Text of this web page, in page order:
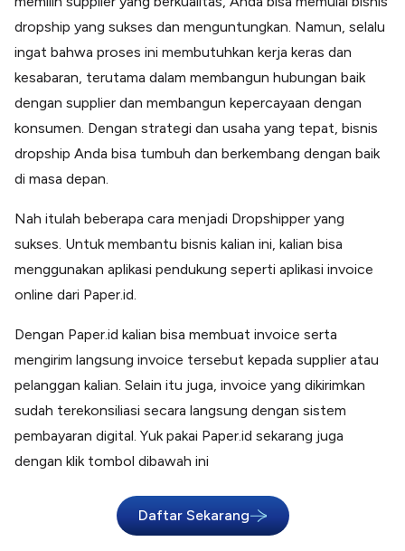
dropship yang sukses dan menguntungkan. Namun, selalu
ingat bahwa proses ini membutuhkan kerja keras dan
kesabaran, terutama dalam membangun hubungan baik
dengan supplier dan membangun kepercayaan dengan
konsumen. Dengan strategi dan usaha yang tepat, bisnis
dropship Anda bisa tumbuh dan berkembang dengan baik
di masa depan.
Nah itulah beberapa cara menjadi Dropshipper yang
sukses. Untuk membantu bisnis kalian ini, kalian bisa
menggunakan aplikasi pendukung seperti aplikasi invoice
online dari Paper.id.
Dengan Paper.id kalian bisa membuat invoice serta
mengirim langsung invoice tersebut kepada supplier atau
pelanggan kalian. Selain itu juga, invoice yang dikirimkan
sudah terekonsiliasi secara langsung dengan sistem
pembayaran digital. Yuk pakai Paper.id sekarang juga
dengan klik tombol dibawah ini
Daftar Sekarang